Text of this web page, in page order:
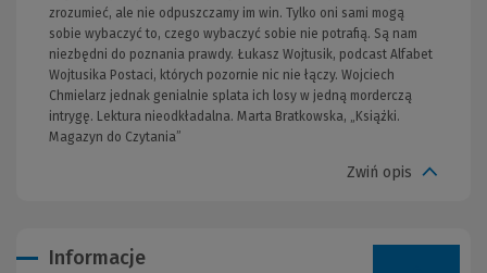
zrozumieć, ale nie odpuszczamy im win. Tylko oni sami mogą
sobie wybaczyć to, czego wybaczyć sobie nie potrafią. Są nam
niezbędni do poznania prawdy. Łukasz Wojtusik, podcast Alfabet
Wojtusika Postaci, których pozornie nic nie łączy. Wojciech
Chmielarz jednak genialnie splata ich losy w jedną morderczą
intrygę. Lektura nieodkładalna. Marta Bratkowska, „Książki.
Magazyn do Czytania”
Zwiń opis
Informacje